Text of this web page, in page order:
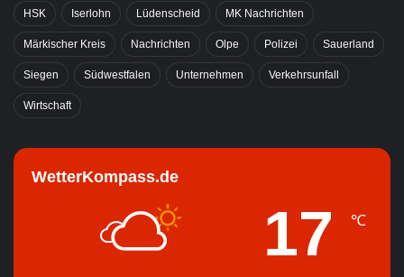
HSK Iserlohn Lüdenscheid MK Nachrichten
Märkischer Kreis Nachrichten Olpe Polizei Sauerland
Siegen Südwestfalen Unternehmen Verkehrsunfall
Wirtschaft
WetterKompass.de
17 ℃